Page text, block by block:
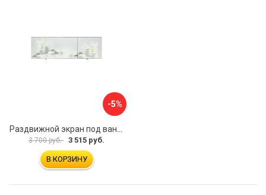
-5%
3 700 руб. 3 515 руб.
В КОРЗИНУ